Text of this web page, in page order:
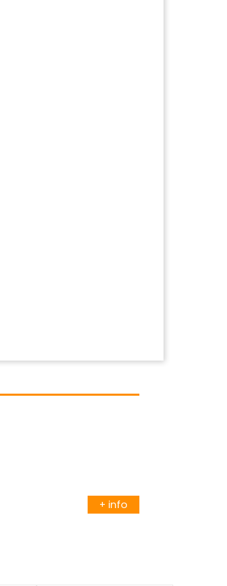
+ info